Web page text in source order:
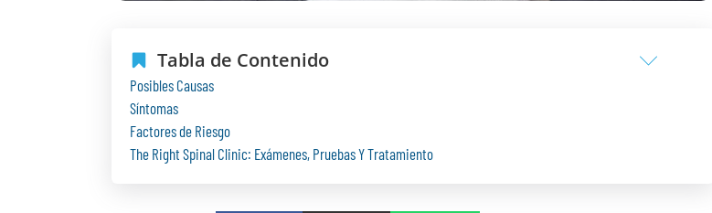
Tabla de Contenido
Posibles Causas
Síntomas
Factores de Riesgo
The Right Spinal Clinic: Exámenes, Pruebas Y Tratamiento